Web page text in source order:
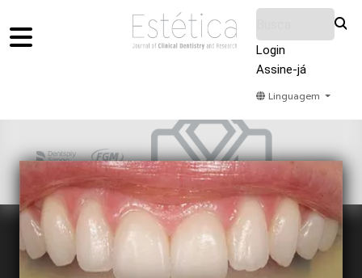
Login
Assine-já
Linguagem
Sobre Nós